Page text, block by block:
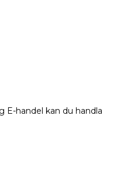
E-handel kan du handla